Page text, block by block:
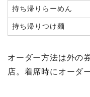
持ち帰りらーめん
持ち帰りつけ麺
オーダー方法は外の
店。着席時にオーダ